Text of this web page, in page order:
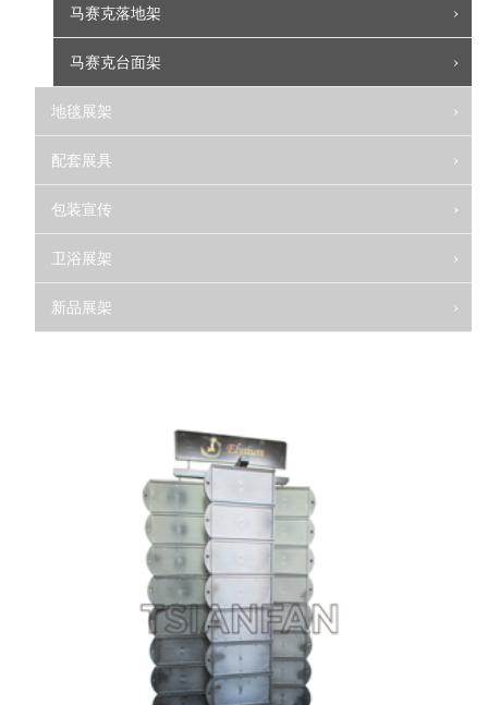
马赛克落地架
马赛克台面架
地毯展架
配套展具
包装宣传
卫浴展架
新品展架